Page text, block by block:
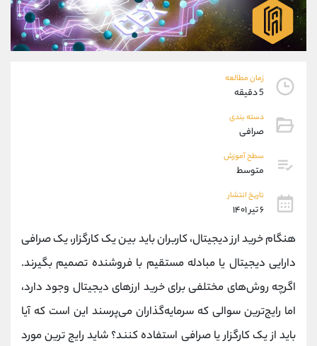
زمان مطالعه
5 دقیقه
دسته بندی
صرافی
سطح آموزش
متوسط
تاریخ انتشار
۶ تیر ۱۴۰۱
هنگام خرید ارز دیجیتال، کاربران باید بین یک کارگزار، یک صرافی
دارایی دیجیتال یا مبادله مستقیم با فروشنده تصمیم بگیرند.
اگرچه روش‌های مختلفی برای خرید ارزهای دیجیتال وجود دارد،
اما رایج‌ترین سوالی که سرمایه‌گذاران می‌پرسند این است که آیا
باید از یک کارگزار یا صرافی استفاده کنند؟ شاید رایج ترین مورد
09101364784
واتساپ شروع گفتگو
تلگرام @Armteam_admin_104
پشتیبان فروش
موبایل
واتساپ
داخلی
اطلاعات تماس
تلفن 021-22021030
بدون پیش شماره 90001030
اینستاگرام @alireza.mehrabii
کانال تلگرام @alirezamehrabi_com
کانال بله